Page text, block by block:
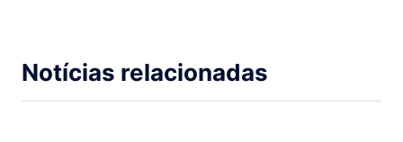
Notícias relacionadas